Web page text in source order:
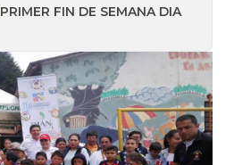
PRIMER FIN DE SEMANA DIA